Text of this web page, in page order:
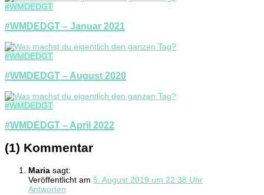
#WMDEDGT
#WMDEDGT – Januar 2021
#WMDEDGT
#WMDEDGT – August 2020
#WMDEDGT
#WMDEDGT – April 2022
(1) Kommentar
Maria sagt:
Veröffentlicht am 5. August 2019 um 22:38 Uhr
Antworten